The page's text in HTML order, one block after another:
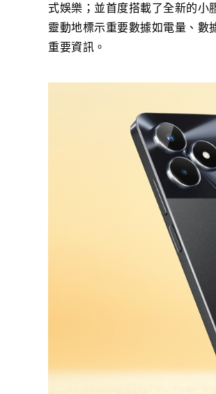
式娛樂；並首度搭載了全新的小
靈動地標示重要數據如電量、數
重要資訊。